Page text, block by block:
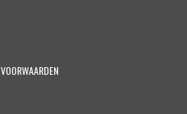
VOORWAARDEN